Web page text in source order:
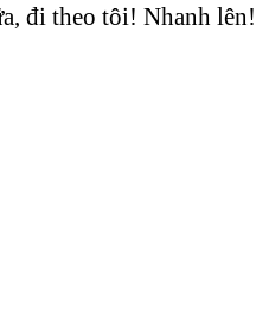
đi theo tôi! Nhanh lên!